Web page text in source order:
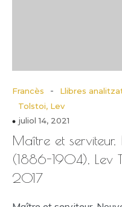
Francès - Llibres
Tolstoi, Lev
juliol 14, 2021
Maître et
(1886-1904), Lev
2017